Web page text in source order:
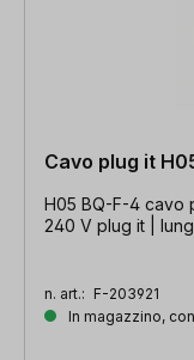
Cavo plug it
H05 BQ-F-4 cavo
240 V plug it |
n. art.: F-203921
In magazzino,